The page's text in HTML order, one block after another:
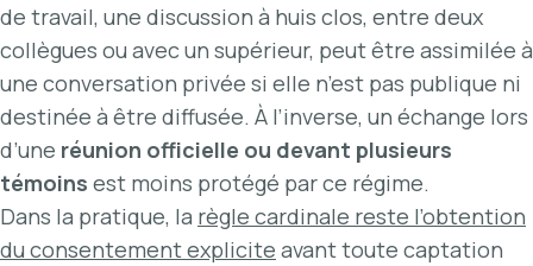
de travail, une discussion à huis clos, entre deux
collègues ou avec un supérieur, peut être assimilée à
une conversation privée si elle n’est pas publique ni
destinée à être diffusée. À l’inverse, un échange lors
d’une réunion officielle ou devant plusieurs
témoins est moins protégé par ce régime.
Dans la pratique, la règle cardinale reste l’obtention
du consentement explicite avant toute captation